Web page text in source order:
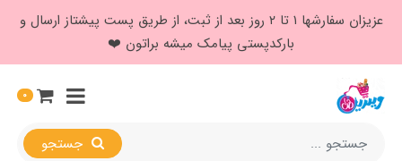
عزیزان سفارشها ۱ تا ۲ روز بعد از ثبت، از طریق پست پیشتاز ارسال و
بارکدپستی پیامک میشه براتون ❤️
0